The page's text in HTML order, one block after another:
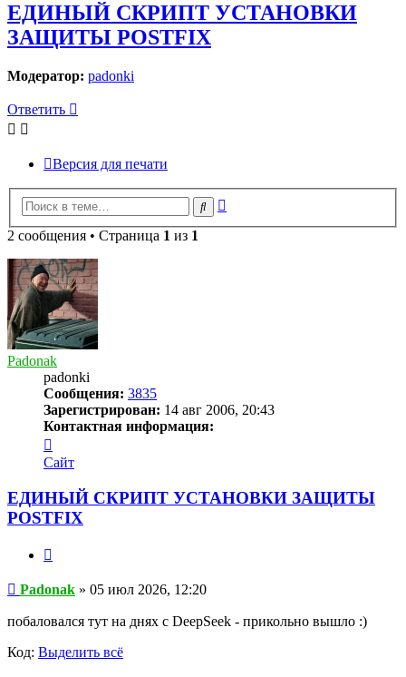
ЕДИНЫЙ СКРИПТ УСТАНОВКИ
ЗАЩИТЫ POSTFIX
Модератор: padonki
Ответить
Версия для печати
Поиск
2 сообщения • Страница 1 из 1
Padonak
padonki
Сообщения: 3835
Зарегистрирован: 14 авг 2006, 20:43
Контактная информация:
информация
пользователя
Padonak
Сайт
ЕДИНЫЙ СКРИПТ УСТАНОВКИ ЗАЩИТЫ
POSTFIX
Сообщение
Padonak » 05 июл 2026, 12:20
побаловался тут на днях с DeepSeek - прикольно вышло :)
Код: Выделить всё